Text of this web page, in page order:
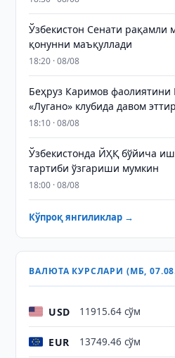
Ўзбекистон Сенати рақамли
қонунни маъқуллади
18:20 · 08/08
Беҳруз Каримов
«Лугано» клубида давом
18:10 · 08/08
Ўзбекистонда ЙҲҚ бўйича
тартиби ўзгариши мумкин
18:00 · 08/08
Кўпроқ янгиликлар →
ВАЛЮТА КУРСЛАРИ (МБ,
USD 11915.64 сўм
EUR 13749.46 сўм